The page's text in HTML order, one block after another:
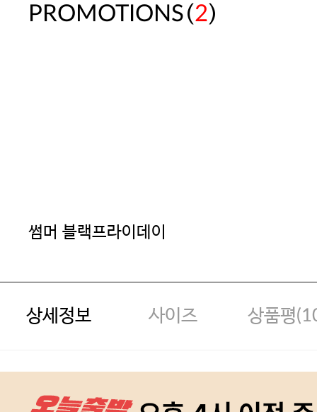
PROMOTIONS(2)
썸머 블랙프라이데이
상세정보 사이즈 상품평(